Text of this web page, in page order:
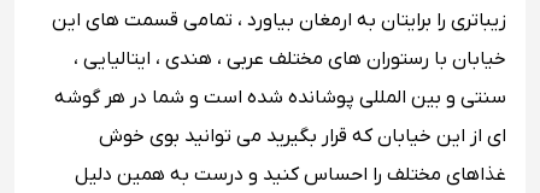
زیباتری را برایتان به ارمغان بیاورد ، تمامی قسمت های این
خیابان با رستوران های مختلف عربی ، هندی ، ایتالیایی ،
سنتی و بین المللی پوشانده شده است و شما در هر گوشه
ای از این خیابان که قرار بگیرید می توانید بوی خوش
غذاهای مختلف را احساس کنید و درست به همین دلیل